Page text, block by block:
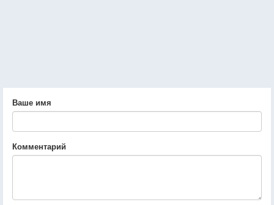
Ваше имя
Комментарий